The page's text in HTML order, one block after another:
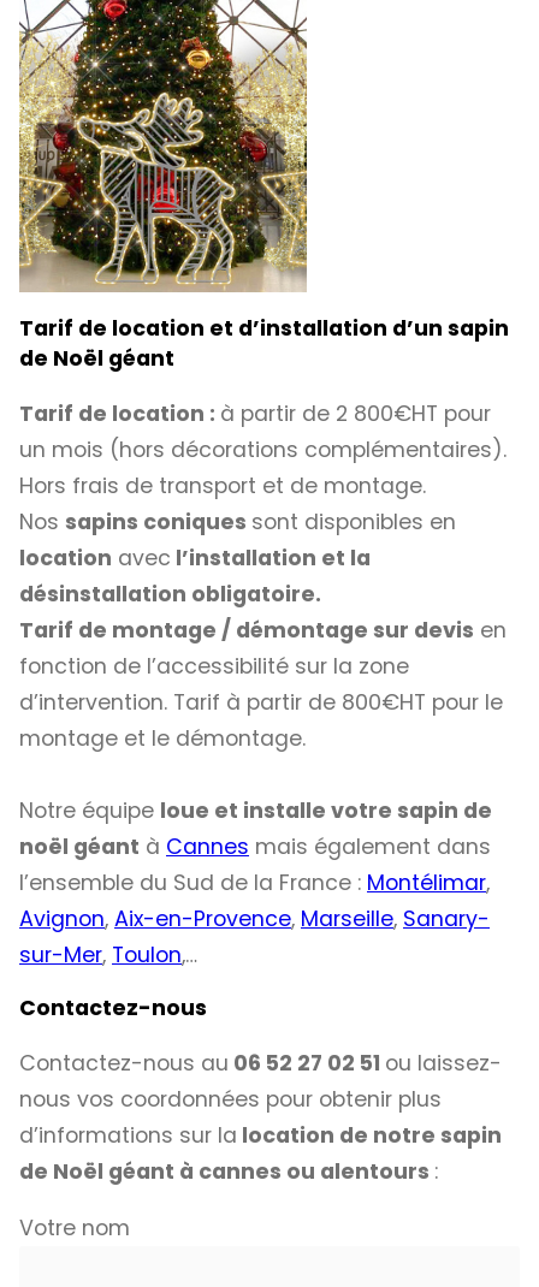
Tarif de location et d’installation d’un sapin
de Noël géant
Tarif de location : à partir de 2 800€HT pour
un mois (hors décorations complémentaires).
Hors frais de transport et de montage.
Nos sapins coniques sont disponibles en
location avec l’installation et la
désinstallation obligatoire.
Tarif de montage / démontage sur devis en
fonction de l’accessibilité sur la zone
d’intervention. Tarif à partir de 800€HT pour le
montage et le démontage.
Notre équipe loue et installe votre sapin de
noël géant à Cannes mais également dans
l’ensemble du Sud de la France : Montélimar,
Avignon, Aix-en-Provence, Marseille, Sanary-
sur-Mer, Toulon,…
Contactez-nous
Contactez-nous au 06 52 27 02 51 ou laissez-
nous vos coordonnées pour obtenir plus
d’informations sur la location de notre sapin
de Noël géant à cannes ou alentours :
Votre nom